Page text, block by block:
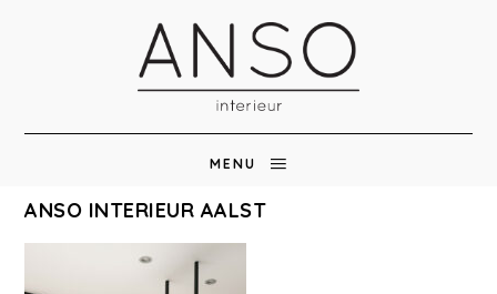
MENU
ANSO INTERIEUR AALST